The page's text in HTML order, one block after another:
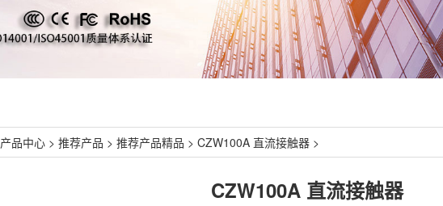
产品中心 > 推荐产品 > 推荐产品精品 > CZW100A 直流接触器 >
CZW100A 直流接触器